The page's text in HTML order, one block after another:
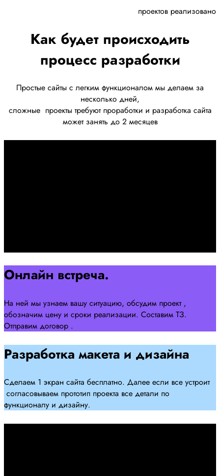
проектов реализовано
Как будет происходить
процесс разработки
Простые сайты с легким функционалом мы делаем за
несколько дней,
сложные проекты требуют проработки и разработка сайта
может занять до 2 месяцев
Онлайн встреча.
На ней мы узнаем вашу ситуацию, обсудим проект ,
обозначим цену и сроки реализации. Составим ТЗ.
Отправим договор .
Разработка макета и дизайна
Сделаем 1 экран сайта бесплатно. Далее если все устроит
согласовываем прототип проекта все детали по
функционалу и дизайну.